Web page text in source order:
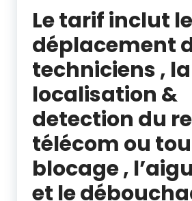
Le tarif inclut le
déplacement
techniciens , la
localisation &
detection du
télécom ou
blocage ,
et le